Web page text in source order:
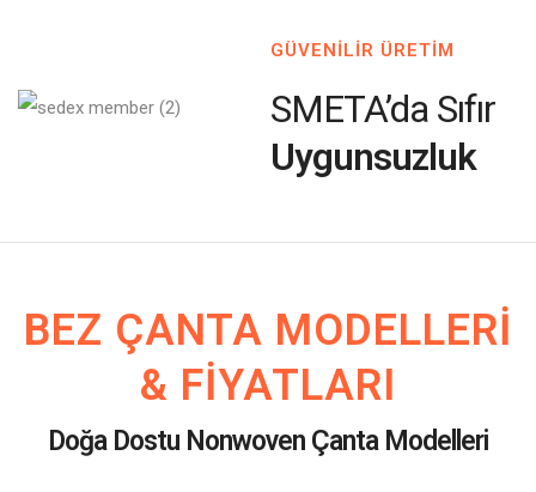
GÜVENİLİR ÜRETİM
SMETA’da Sıfır
Uygunsuzluk
BEZ ÇANTA MODELLERI
& FIYATLARI
Doğa Dostu Nonwoven Çanta Modelleri